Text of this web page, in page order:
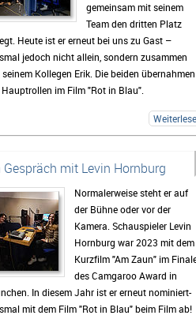
der Lesung hatte ich die Gelegenheit,
Koch zu einem Interview zu treffen und
über die Entstehung von "Lost Boy" sowie
persönlichen Gedanken und Intentionen
dem Buch zu sprechen. Dabei ging es unter
um Schubladendenken, Arbeit und die
Musik – und viele weitere spannende
gemeinsam mit seinem
Team den dritten Platz
Heute ist er erneut bei uns zu Gast –
jedoch nicht allein, sondern zusammen
Kollegen Erik. Die beiden übernahmen
im Film "Rot in Blau".
Interview spricht Erik über seine Erfahrungen
der Dreharbeiten und gibt spannende
Preisverleihung, ihren Highlights beim
von zukünftigen Filmprojekten, an denen sie
arbeiten.
Gespräch mit Levin Hornburg
Normalerweise steht er auf
der Bühne oder vor der
Kamera. Schauspieler Levin
Hornburg war 2023 mit dem
Kurzfilm "Am Zaun" im
des Camgaroo Award in
In diesem Jahr ist er erneut nominiert-
mit dem Film "Rot in Blau" beim Film ab!